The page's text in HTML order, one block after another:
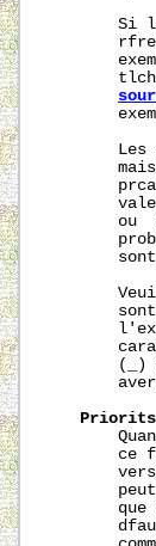
Si
Les
ou
(_)
Priorits
ce
que